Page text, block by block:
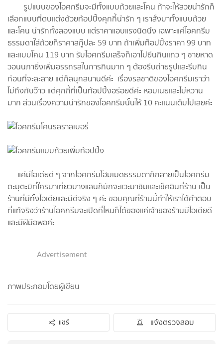
รูปแบบของไอศกรีม​จะมีทั้งแบบถ้วยและโคน ถ้าจะให้สวยน่ารักก็
เลือกแบบที่ตบแต่งด้วยท้อปปิ้งคุกกี้น่ารัก ๆ เราสั่งมาทั้งแบบถ้วย
และโคน น่ารักทั้งสองแบบ แต่ราคาแอบแรงนิดนึง เฉพาะแค่ไอศกรีม​
ธรรมดาใส่ถ้วยก็ราคาสกู๊ป​ละ 59 บาท ถ้าเพิ่มท็อปปิ้งราคา 99 บาท
และแบบโคน 119 บาท รับไอศกรีมเสร็จก็เอาไปยืนกินแถว ๆ ชายหาด
วอนนภายิ่งเพิ่มอรรถรสในการกินมาก ๆ ต้องรีบถ่ายรูปและรีบกิน
ก่อนที่จะละลาย แต่ก็สนุกสนานดีค่ะ เรื่องรสชาติ​ของไอศกรีม​เราว่า
ไม่ถึงกับว๊าว แต่คุกกี้ที่เป็นท้อปปิ้งอร่อยดีค่ะ หอมเนยและไม่หวาน
มาก ส่วนเรื่องความน่ารักของไอศกรีม​นั้นให้ 10 คะแนนเต็มไปเลยค่ะ
แค่มีไอเดียดี ๆ จากไอศกรีม​โฮมเมดธรรมดาก็กลายเป็นไอศกรีม​
ตะมุตะมิที่ใครมาเที่ยวบางแสนก็มักจะแวะมาชิมและเช็คอินที่ร้าน เป็น
ร้านที่มีทั้งไอเดียและมีดีจริง ๆ ค่ะ ขอบคุณที่ร้านนี้ทำให้เราได้คำตอบ
ที่แท้จริงว่าร้านไอศกรีมจะเปิดที่ไหนก็ได้ของแค่เจ้าของร้านมีไอเดียดี
และมีฝีมือพอค่ะ
Advertisement
ภาพประกอบโดยผู้เขียน
แชร์ แจ้งตรวจสอบ